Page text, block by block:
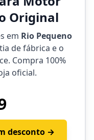
Original
em Rio Pequeno
de fábrica e o
Compra 100%
oficial.
desconto →